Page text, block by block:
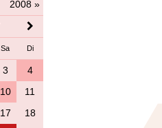
2008 »
Sa Di
3
4
10
11
17
18